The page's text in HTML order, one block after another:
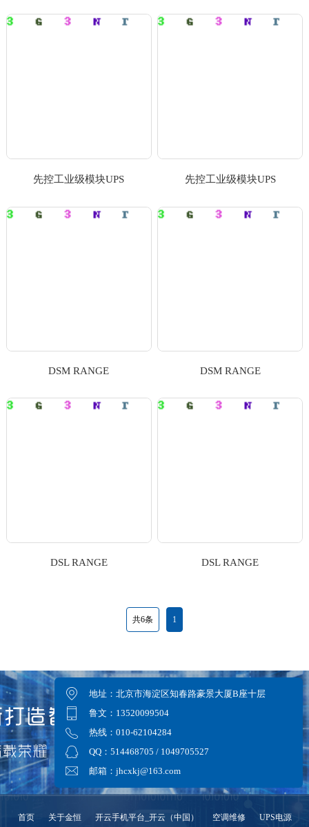
先控工业级模块UPS 先控工业级模块UPS
DSM RANGE DSM RANGE
DSL RANGE DSL RANGE
共6条 1
地址：北京市海淀区知春路豪景大厦B座十层
鲁文：13520099504
热线：010-62104284
QQ：514468705 / 1049705527
邮箱：jhcxkj@163.com
首页 关于金恒 开云手机平台_开云（中国） 空调维修 UPS电源